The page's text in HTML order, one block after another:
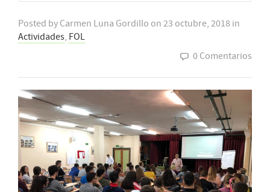
Posted by Carmen Luna Gordillo on 23 octubre, 2018 in
Actividades, FOL
0 Comentarios